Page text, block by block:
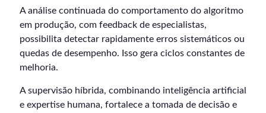
A análise continuada do comportamento do algoritmo
em produção, com feedback de especialistas,
possibilita detectar rapidamente erros sistemáticos ou
quedas de desempenho. Isso gera ciclos constantes de
melhoria.
A supervisão híbrida, combinando inteligência artificial
e expertise humana, fortalece a tomada de decisão e